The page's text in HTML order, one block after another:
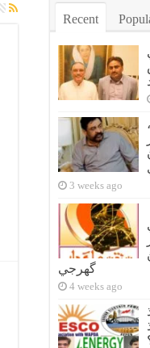
Recent
3 weeks ago
گهرجي
4 weeks ago